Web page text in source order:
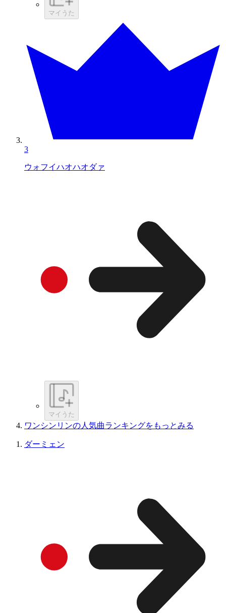
マイうた
3
ウォフイハオハオダァ
マイうた
ワンシンリンの人気曲ランキングをもっとみる
ダーミェン